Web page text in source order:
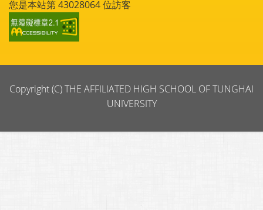
您是本站第43028064位訪客
Copyright (C) THE AFFILIATED HIGH SCHOOL OF TUNGHAI
UNIVERSITY